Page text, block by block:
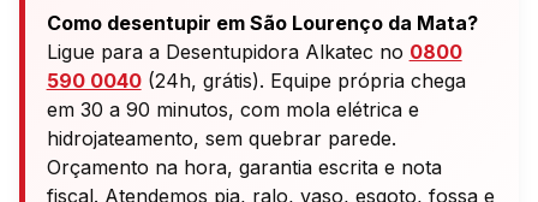
Como desentupir em São Lourenço da Mata?
Ligue para a Desentupidora Alkatec no 0800
590 0040(24h, grátis). Equipe própria chega
em 30 a 90 minutos, com mola elétrica e
hidrojateamento, sem quebrar parede.
Orçamento na hora, garantia escrita e nota
fiscal. Atendemos pia, ralo, vaso, esgoto, fossa e